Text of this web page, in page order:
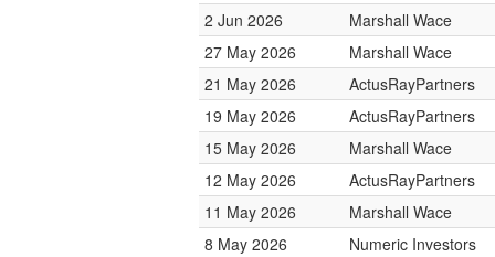
2 Jun 2026
Marshall Wace
27 May 2026
Marshall Wace
21 May 2026
ActusRayPartners
19 May 2026
ActusRayPartners
15 May 2026
Marshall Wace
12 May 2026
ActusRayPartners
11 May 2026
Marshall Wace
8 May 2026
Numeric Investors